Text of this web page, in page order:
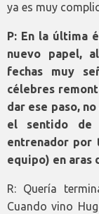
ya es muy
P: En la última
nuevo papel,
fechas muy
célebres
dar ese paso,
el sentido de
entrenador por
equipo) en aras
R: Quería
Cuando vino